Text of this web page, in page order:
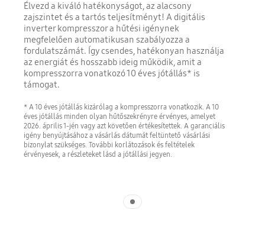
Élvezd a kiváló hatékonyságot, az alacsony
zajszintet és a tartós teljesítményt! A digitális
inverter kompresszor a hűtési igénynek
megfelelően automatikusan szabályozza a
fordulatszámát. Így csendes, hatékonyan használja
az energiát és hosszabb ideig működik, amit a
kompresszorra vonatkozó 10 éves jótállás* is
támogat.
* A 10 éves jótállás kizárólag a kompresszorra vonatkozik. A 10
éves jótállás minden olyan hűtőszekrényre érvényes, amelyet
2026. április 1-jén vagy azt követően értékesítettek. A garanciális
igény benyújtásához a vásárlás dátumát feltüntető vásárlási
bizonylat szükséges. További korlátozások és feltételek
érvényesek, a részleteket lásd a jótállási jegyen.